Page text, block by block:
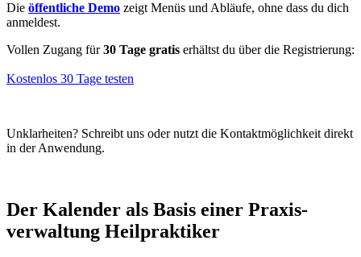
Die öffentliche Demo zeigt Menüs und Abläufe, ohne dass du dich
anmeldest.
Vollen Zugang für30 Tage gratis erhältst du über die Registrierung:
Kostenlos 30 Tage testen
Unklarheiten? Schreibt uns oder nutzt die Kontaktmöglichkeit direkt
in der Anwendung.
Der Kalender als Basis einer Praxis­
verwaltung Heilpraktiker